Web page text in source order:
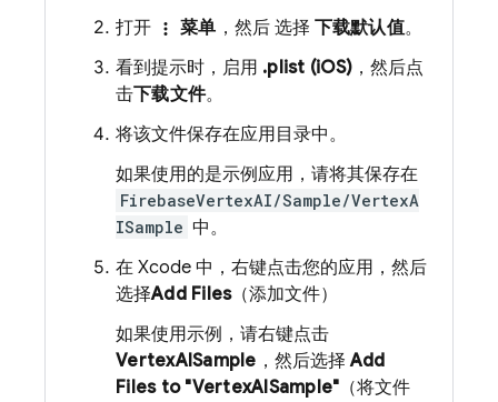
打开
more_vert 菜单 ，然后 选择 下载默认值。
看到提示时，启用 .plist (iOS) ，然后点
击下载文件。
将该文件保存在应用目录中。
如果使用的是示例应用，请将其保存在
FirebaseVertexAI/Sample/VertexA
ISample 中。
在 Xcode 中，右键点击您的应用，然后
选择Add Files（添加文件）
如果使用示例，请右键点击
VertexAISample ，然后选择Add
Files to "VertexAISample" （将文件